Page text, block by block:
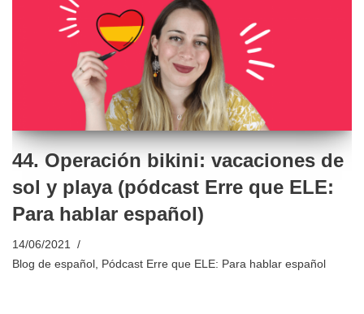
44. Operación bikini: vacaciones de
sol y playa (pódcast Erre que ELE:
Para hablar español)
14/06/2021
Blog de español , Pódcast Erre que ELE: Para hablar español